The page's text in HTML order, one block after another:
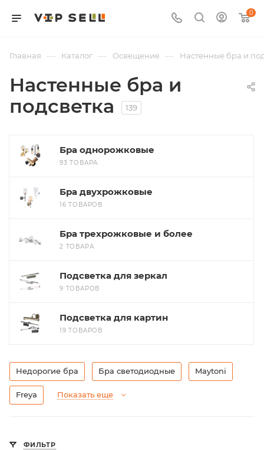
0
Главная — Каталог — Освещение — Настенные бра и
Настенные бра и
подсветка
139
Бра однорожковые
93 ТОВАРА
Бра двухрожковые
16 ТОВАРОВ
Бра трехрожковые и более
2 ТОВАРА
Подсветка для зеркал
9 ТОВАРОВ
Подсветка для картин
19 ТОВАРОВ
Недорогие бра Бра светодиодные Maytoni
Freya Показать еще
ФИЛЬТР